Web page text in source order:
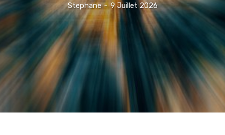
Stephane - 9 Juillet 2026